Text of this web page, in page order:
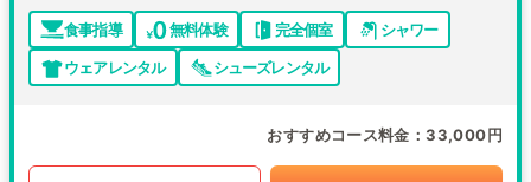
食事指導 無料体験 完全個室
シャワー
ウェアレンタル
シューズレンタル
おすすめコース料金 33,000円